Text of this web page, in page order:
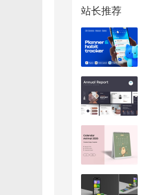
站长推荐